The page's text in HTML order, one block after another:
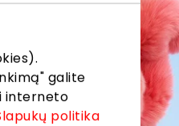
galite
interneto
politika